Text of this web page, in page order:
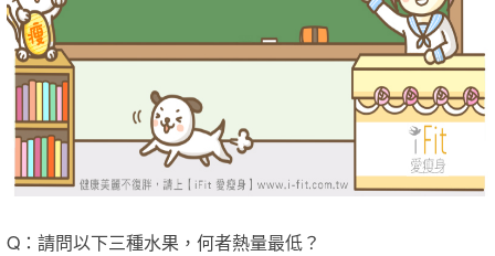
Q：請問以下三種水果，何者熱量最低？